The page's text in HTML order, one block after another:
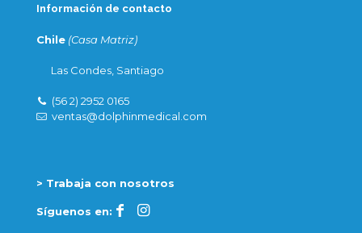
Información de contacto
Chile (Casa Matriz)
Las Condes, Santiago
(56 2) 2952 0165
ventas@dolphinmedical.com
> Trabaja con nosotros
Síguenos en: